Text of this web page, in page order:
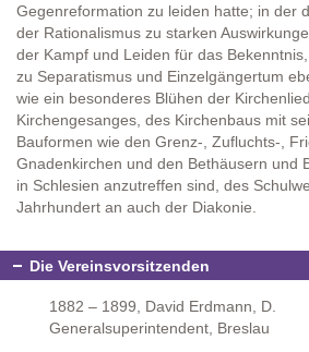
Gegenreformation zu leiden hatte; in der
der Rationalismus zu starken
der Kampf und Leiden für das
zu Separatismus und Einzelgängertum
wie ein besonderes Blühen der
Kirchengesanges, des Kirchenbaus mit
Bauformen wie den Grenz-, Zufluchts-,
Gnadenkirchen und den Bethäusern und
in Schlesien anzutreffen sind, des
Jahrhundert an auch der Diakonie.
Die Vereinsvorsitzenden
1882 – 1899, David Erdmann, D.
Generalsuperintendent, Breslau